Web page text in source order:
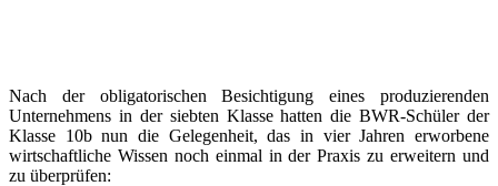
Nach der obligatorischen Besichtigung eines produzierenden
Unternehmens in der siebten Klasse hatten die BWR-Schüler der
Klasse 10b nun die Gelegenheit, das in vier Jahren erworbene
wirtschaftliche Wissen noch einmal in der Praxis zu erweitern und
zu überprüfen: